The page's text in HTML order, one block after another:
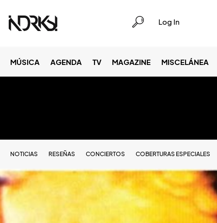
Log In
MÚSICA AGENDA TV MAGAZINE MISCELÁNEA
NOTICIAS RESEÑAS CONCIERTOS COBERTURAS ESPECIALES